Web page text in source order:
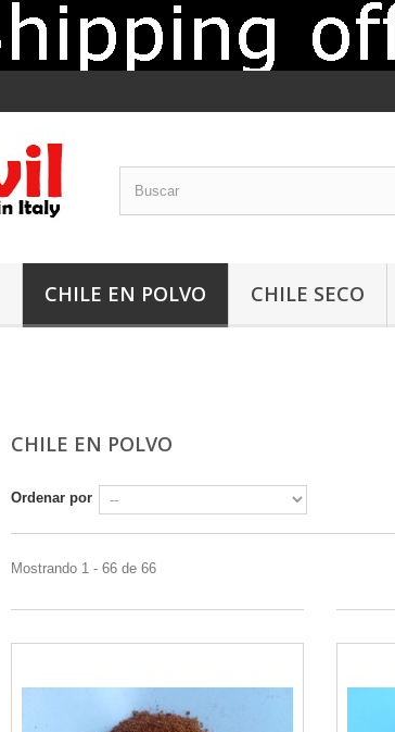
CHILE EN POLVO CHILE SECO
CHILE EN POLVO
Ordenar por
Mostrando 1 - 66 de 66